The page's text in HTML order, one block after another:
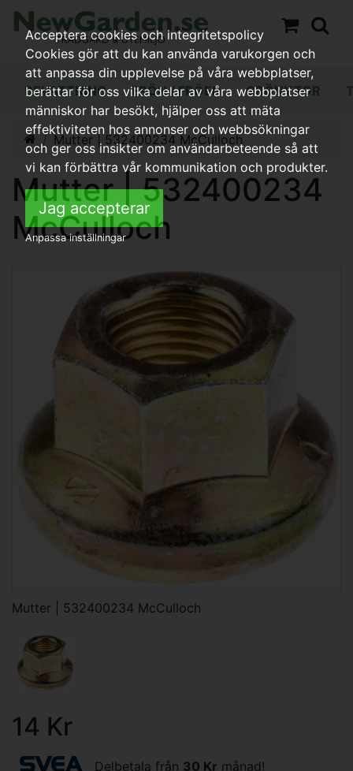
BEVATTNING FRÖN / FRÖER GRÖNYTOR
Mutter | 532400234 McCulloch
Mutter | 532400234
McCulloch
Mutter | 532400234 McCulloch
14 Kr
Delbetala från 30 Kr månad!
Acceptera cookies och integritetspolicy
Cookies gör att du kan använda varukorgen och
att anpassa din upplevelse på våra webbplatser,
berättar för oss vilka delar av våra webbplatser
människor har besökt, hjälper oss att mäta
effektiviteten hos annonser och webbsökningar
och ger oss insikter om användarbeteende så att
vi kan förbättra vår kommunikation och produkter.
Jag accepterar
Anpassa inställningar